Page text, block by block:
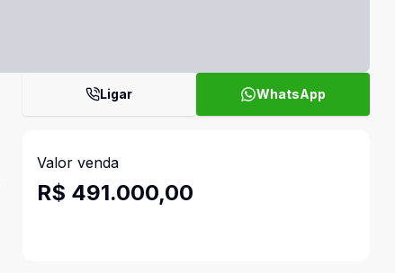
Ligar WhatsApp
Valor venda
R$ 491.000,00